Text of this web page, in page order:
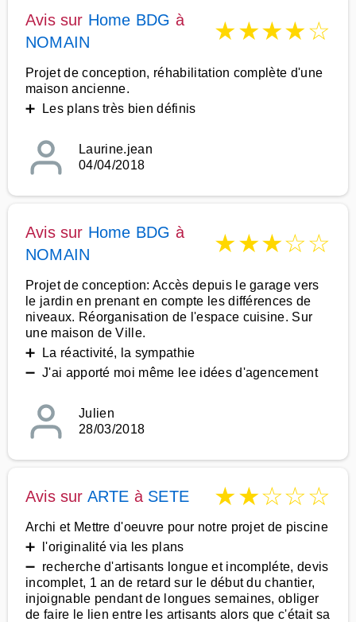
Avis sur Home BDG à
NOMAIN
★★★★☆
Projet de conception, réhabilitation complète d'une
maison ancienne.
➕ Les plans très bien définis
Laurine.jean
04/04/2018
Avis sur Home BDG à
NOMAIN
★★★☆☆
Projet de conception: Accès depuis le garage vers
le jardin en prenant en compte les différences de
niveaux. Réorganisation de l'espace cuisine. Sur
une maison de Ville.
➕ La réactivité, la sympathie
➖ J'ai apporté moi même lee idées d'agencement
Julien
28/03/2018
Avis sur ARTE à SETE ★★☆☆☆
Archi et Mettre d'oeuvre pour notre projet de piscine
➕ l'originalité via les plans
➖ recherche d'artisants longue et incompléte, devis
incomplet, 1 an de retard sur le début du chantier,
injoignable pendant de longues semaines, obliger
de faire le lien entre les artisants alors que c'était sa